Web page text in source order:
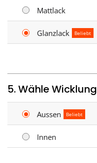
Mattlack
Glanzlack Beliebt
5. Wähle Wicklung
Aussen Beliebt
Innen